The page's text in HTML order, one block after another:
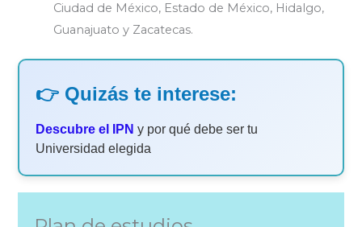
Ciudad de México, Estado de México, Hidalgo,
Guanajuato y Zacatecas.
👉 Quizás te interese:
Descubre el IPN y por qué debe ser tu
Universidad elegida